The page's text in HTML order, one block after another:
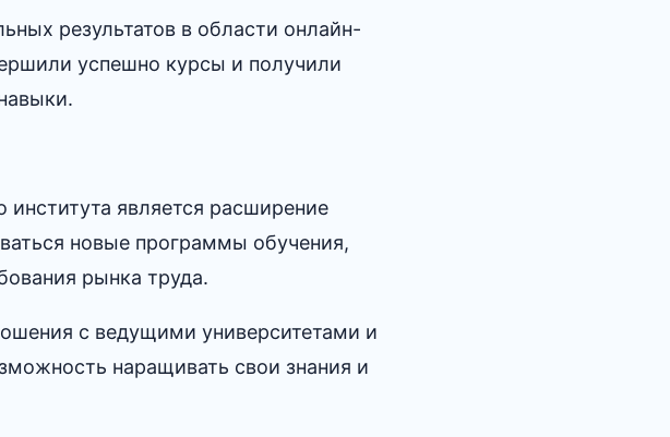
результатов в области онлайн-
успешно курсы и получили
института является расширение
новые программы обучения,
рынка труда.​
с ведущими университетами и
наращивать свои знания и